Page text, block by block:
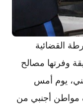
القضائية
وفرتها مصالح
يوم أمس
مواطن أجنبي من